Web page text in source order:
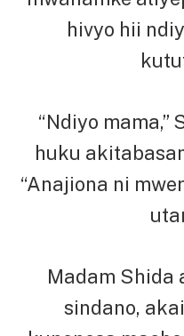
hivyo hii
“Ndiyo
huku
“Anajiona ni
Madam Shida
sindano,